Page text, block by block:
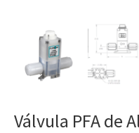
Válvula PFA de